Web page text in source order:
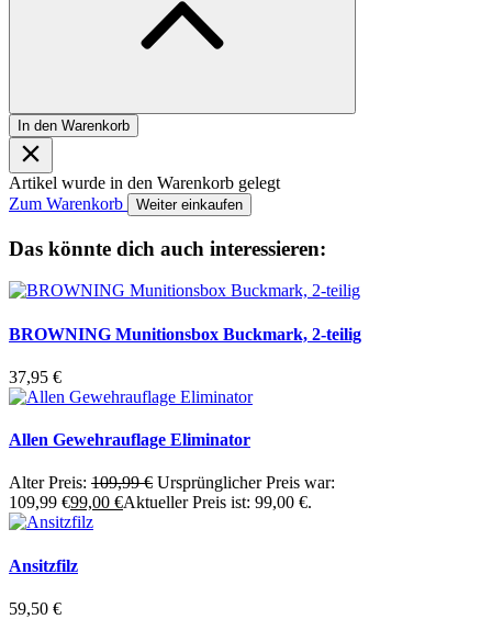
In den Warenkorb
Artikel wurde in den Warenkorb gelegt
Zum Warenkorb
Weiter einkaufen
Das könnte dich auch interessieren:
BROWNING Munitionsbox Buckmark, 2-teilig
37,95 €
Allen Gewehrauflage Eliminator
Alter Preis: 109,99€ Ursprünglicher Preis war:
109,99 €99,00 €Aktueller Preis ist: 99,00 €.
Ansitzfilz
59,50 €